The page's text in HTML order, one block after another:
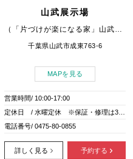
山武展示場
（「片づけが楽になる家」山武モデル）
千葉県山武市成東763-6
MAPを見る
営業時間/ 10:00-17:00
電話番号/ 0475-80-0855
詳しく見る 予約する